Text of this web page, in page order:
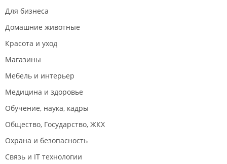
Для бизнеса
Домашние животные
Красота и уход
Магазины
Мебель и интерьер
Медицина и здоровье
Обучение, наука, кадры
Общество, Государство, ЖКХ
Охрана и безопасность
Связь и IT технологии